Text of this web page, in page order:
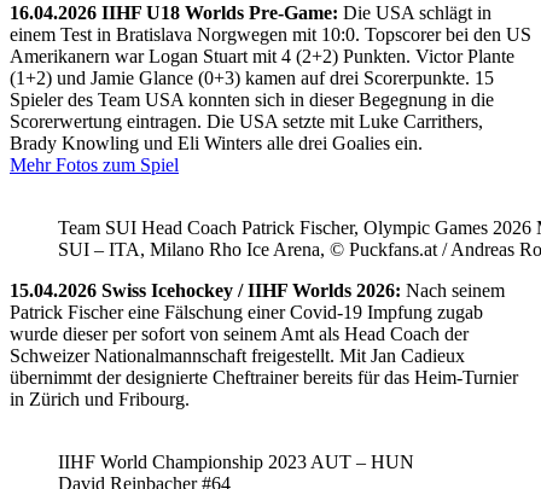
16.04.2026 IIHF U18 Worlds Pre-Game: Die USA schlägt in
einem Test in Bratislava Norgwegen mit 10:0. Topscorer bei den US
Amerikanern war Logan Stuart mit 4 (2+2) Punkten. Victor Plante
(1+2) und Jamie Glance (0+3) kamen auf drei Scorerpunkte. 15
Spieler des Team USA konnten sich in dieser Begegnung in die
Scorerwertung eintragen. Die USA setzte mit Luke Carrithers,
Brady Knowling und Eli Winters alle drei Goalies ein.
Mehr Fotos zum Spiel
Team SUI Head Coach Patrick Fischer, Olympic Games 2026
SUI – ITA, Milano Rho Ice Arena, © Puckfans.at / Andreas
15.04.2026 Swiss Icehockey / IIHF Worlds 2026: Nach seinem
Patrick Fischer eine Fälschung einer Covid-19 Impfung zugab
wurde dieser per sofort von seinem Amt als Head Coach der
Schweizer Nationalmannschaft freigestellt. Mit Jan Cadieux
übernimmt der designierte Cheftrainer bereits für das Heim-Turnier
in Zürich und Fribourg.
IIHF World Championship 2023 AUT – HUN
David Reinbacher #64